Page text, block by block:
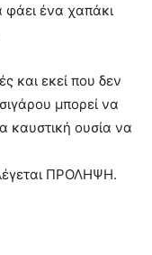
φάει ένα χαπάκι
και εκεί που δεν
μπορεί να
καυστική ουσία να
ΠΡΟΛΗΨΗ.